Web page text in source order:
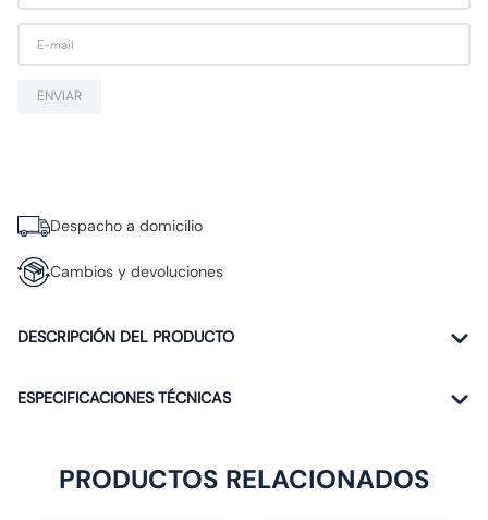
ENVIAR
Despacho a domicilio
Cambios y devoluciones
DESCRIPCIÓN DEL PRODUCTO
ESPECIFICACIONES TÉCNICAS
PRODUCTOS RELACIONADOS